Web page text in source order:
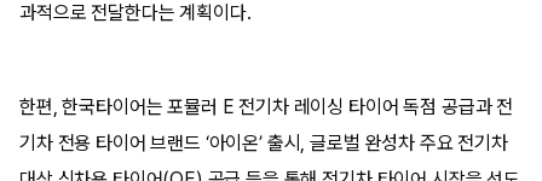
과적으로 전달한다는 계획이다.
한편, 한국타이어는 포뮬러 E 전기차 레이싱 타이어 독점 공급과 전
기차 전용 타이어 브랜드 ‘아이온’ 출시, 글로벌 완성차 주요 전기차